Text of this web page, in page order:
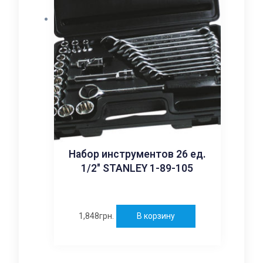
Набор инструментов 26 ед.
1/2″ STANLEY 1-89-105
1,848грн. В корзину